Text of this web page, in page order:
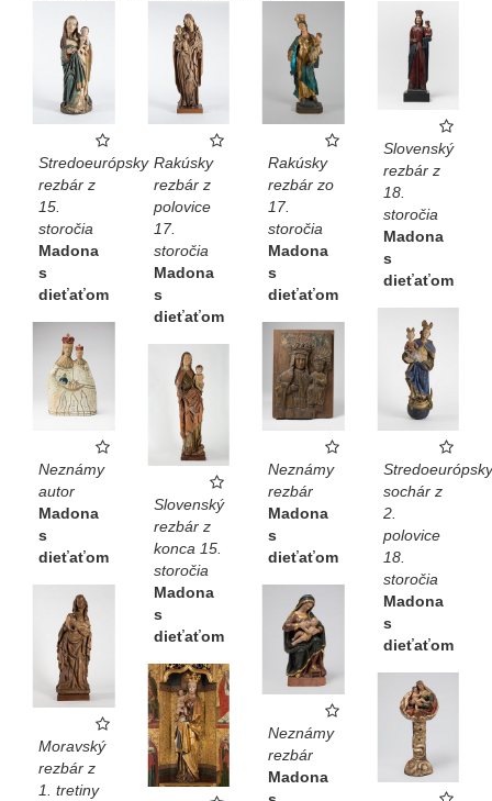
Stredoeurópsky
rezbár z
15.
storočia
Madona
s
dieťaťom
Rakúsky
rezbár z
polovice
17.
storočia
Madona
s
dieťaťom
Rakúsky
rezbár zo
17.
storočia
Madona
s
dieťaťom
Slovenský
rezbár z
18.
storočia
Madona
s
dieťaťom
Stredoeurópsky
sochár z
2.
polovice
18.
storočia
Madona
s
dieťaťom
Neznámy
autor
Madona
s
dieťaťom
Neznámy
rezbár
Madona
s
dieťaťom
Slovenský
rezbár z
konca 15.
storočia
Madona
s
dieťaťom
Moravský
rezbár z
1. tretiny
Neznámy
rezbár
Madona